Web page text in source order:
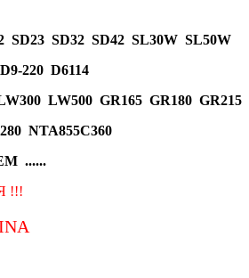
SD23 SD32 SD42 SL30W SL50W
220 D6114
LW500 GR165 GR180 GR215
NTA855C360
......
!!!